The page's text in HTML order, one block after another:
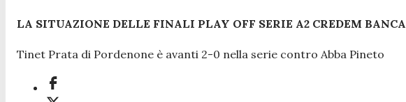
LA SITUAZIONE DELLE FINALI PLAY OFF SERIE A2 CREDEM BANCA
Tinet Prata di Pordenone è avanti 2-0 nella serie contro Abba Pineto